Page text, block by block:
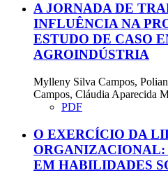
A JORNADA DE
INFLUÊNCIA NA
ESTUDO DE CASO
AGROINDÚSTRIA
Mylleny Silva Campos,
Campos, Cláudia Aparecida
PDF
O EXERCÍCIO DA
EM HABILIDADES